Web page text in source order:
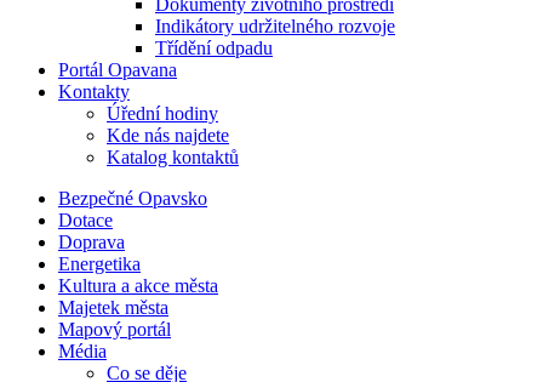
Dokumenty životního prostředí
Indikátory udržitelného rozvoje
Třídění odpadu
Portál Opavana
Kontakty
Úřední hodiny
Kde nás najdete
Katalog kontaktů
Bezpečné Opavsko
Dotace
Doprava
Energetika
Kultura a akce města
Majetek města
Mapový portál
Média
Co se děje